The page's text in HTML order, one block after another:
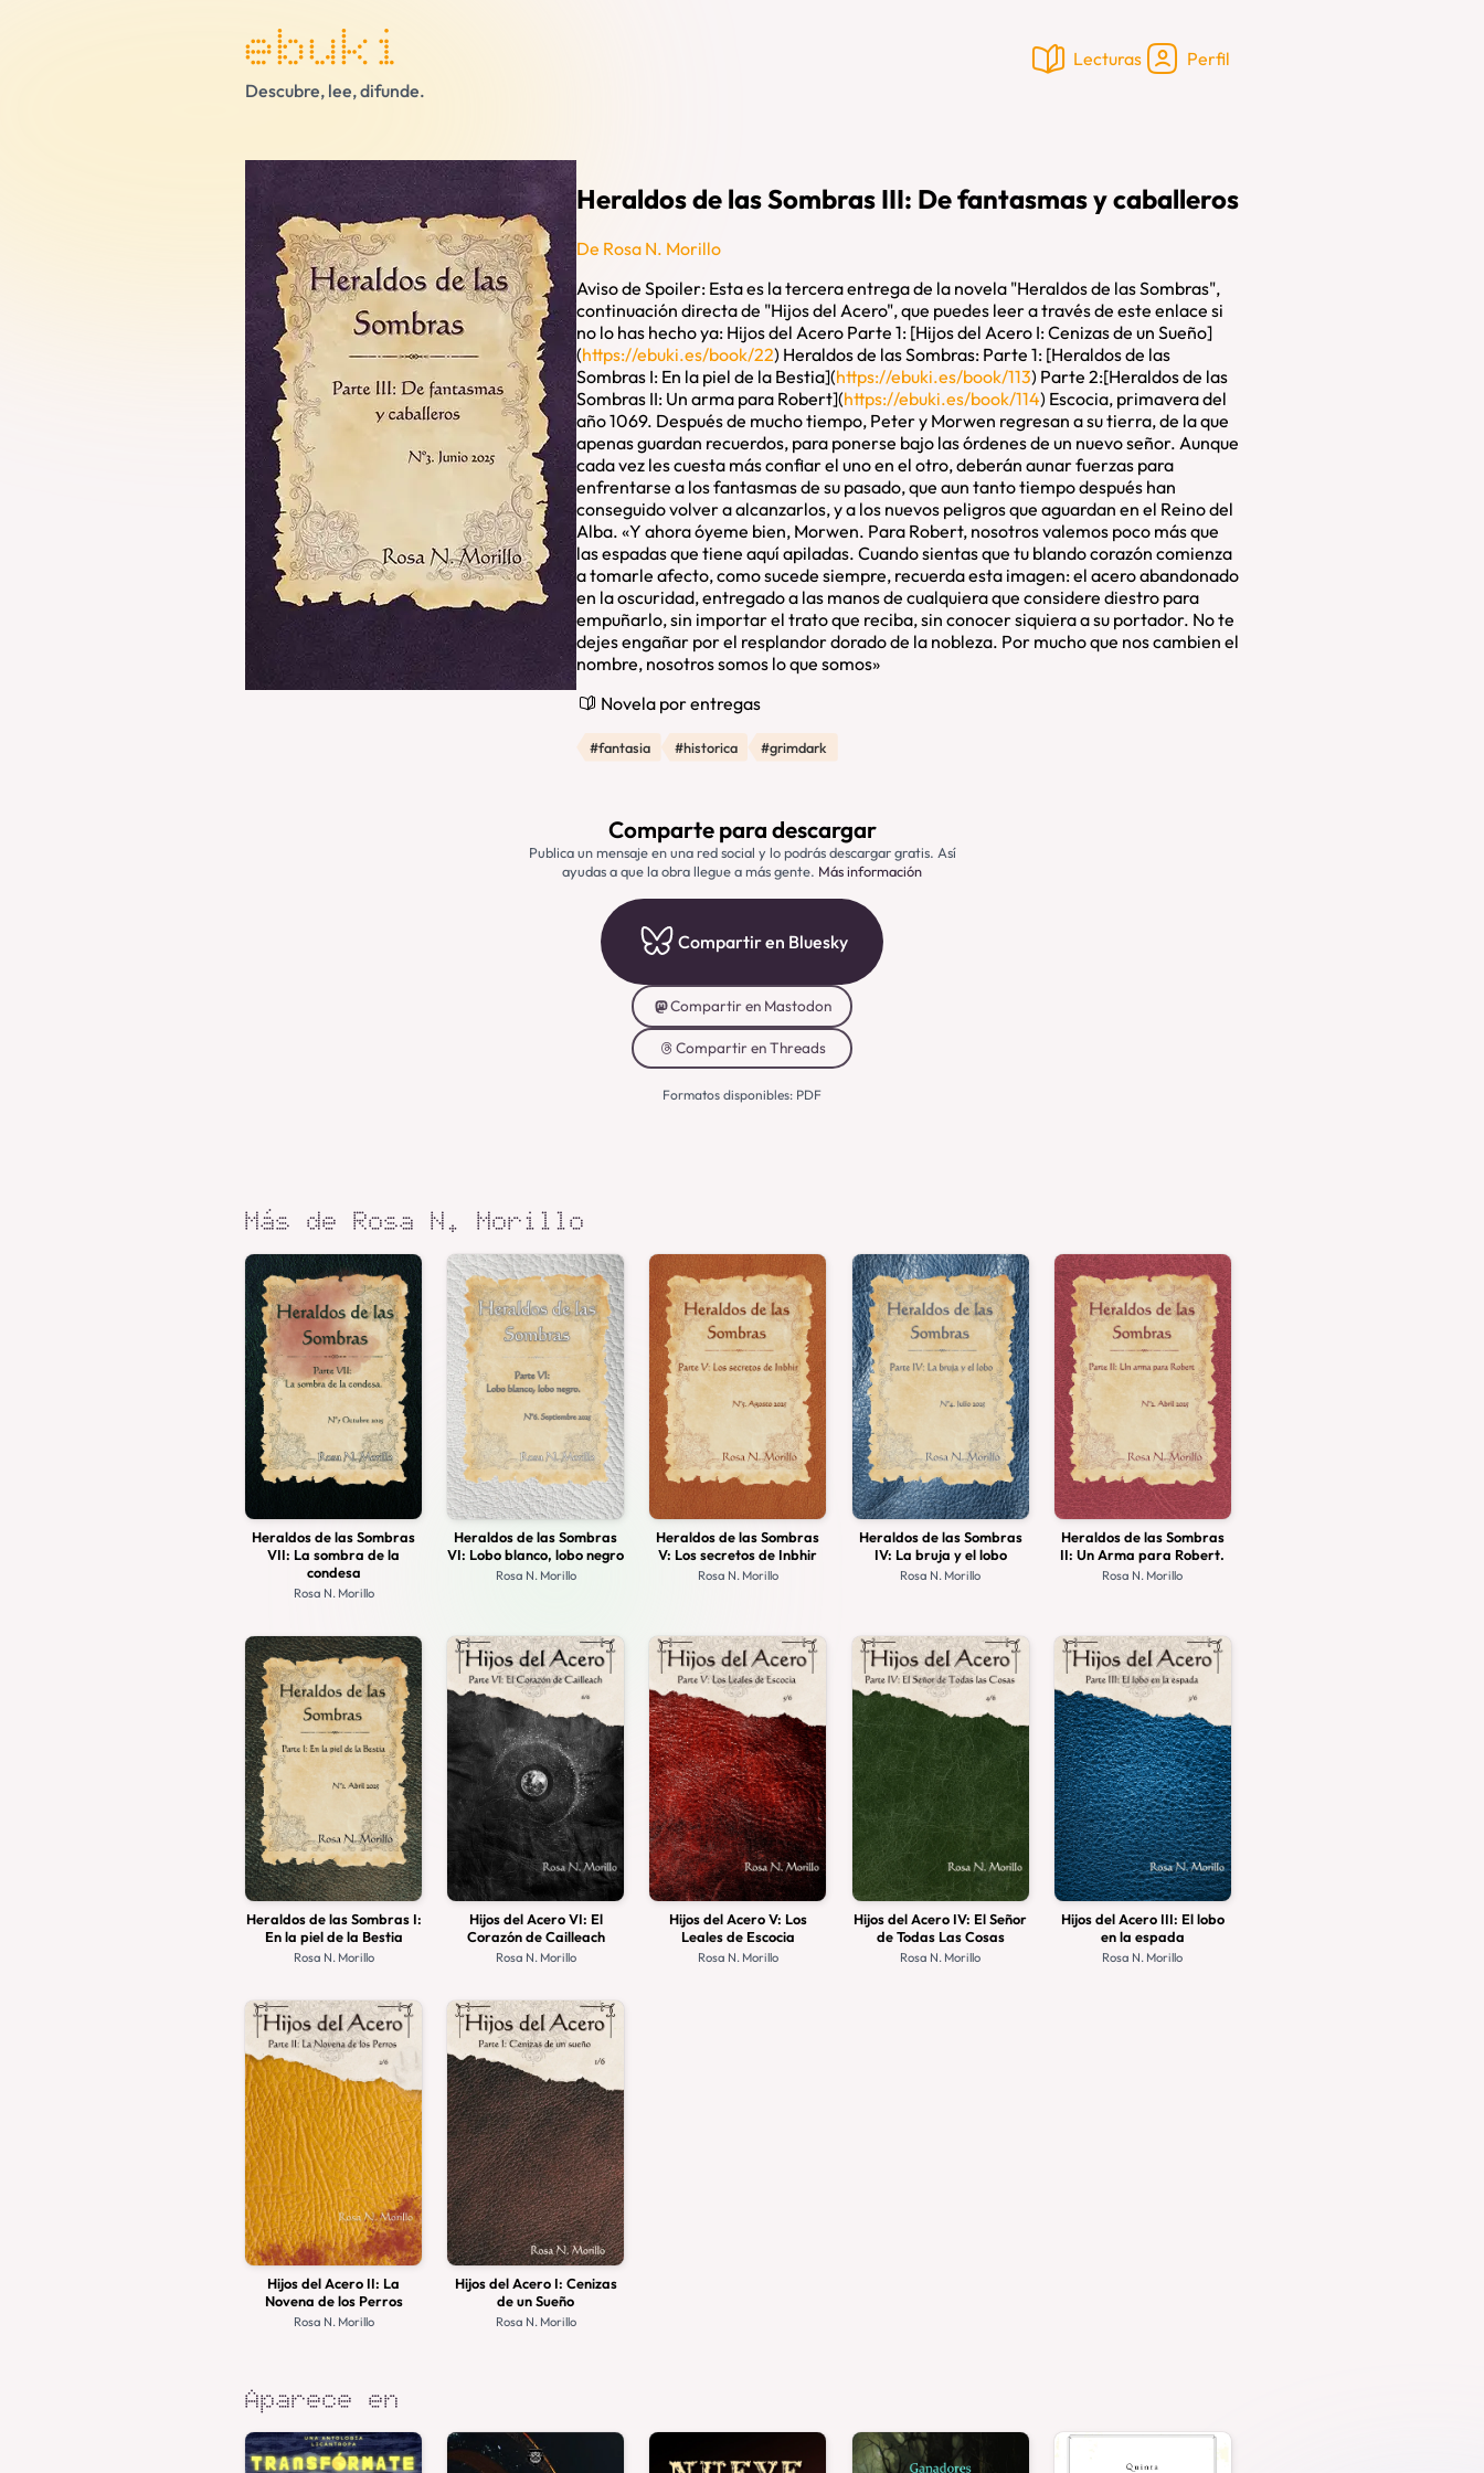
ebuki
Descubre, lee, difunde.
Lecturas Perfil
Heraldos de las Sombras III: De fantasmas y caballeros
De Rosa N. Morillo
Aviso de Spoiler: Esta es la tercera entrega de la novela "Heraldos de las Sombras",
continuación directa de "Hijos del Acero", que puedes leer a través de este enlace si
no lo has hecho ya: Hijos del Acero Parte 1: [Hijos del Acero I: Cenizas de un Sueño]
(https://ebuki.es/book/22) Heraldos de las Sombras: Parte 1: [Heraldos de las
Sombras I: En la piel de la Bestia](https://ebuki.es/book/113) Parte 2:[Heraldos de las
Sombras II: Un arma para Robert](https://ebuki.es/book/114) Escocia, primavera del
año 1069. Después de mucho tiempo, Peter y Morwen regresan a su tierra, de la que
apenas guardan recuerdos, para ponerse bajo las órdenes de un nuevo señor. Aunque
cada vez les cuesta más confiar el uno en el otro, deberán aunar fuerzas para
enfrentarse a los fantasmas de su pasado, que aun tanto tiempo después han
conseguido volver a alcanzarlos, y a los nuevos peligros que aguardan en el Reino del
Alba. «Y ahora óyeme bien, Morwen. Para Robert, nosotros valemos poco más que
las espadas que tiene aquí apiladas. Cuando sientas que tu blando corazón comienza
a tomarle afecto, como sucede siempre, recuerda esta imagen: el acero abandonado
en la oscuridad, entregado a las manos de cualquiera que considere diestro para
empuñarlo, sin importar el trato que reciba, sin conocer siquiera a su portador. No te
dejes engañar por el resplandor dorado de la nobleza. Por mucho que nos cambien el
nombre, nosotros somos lo que somos»
Novela por entregas
#fantasia #historica #grimdark
Comparte para descargar
Publica un mensaje en una red social y lo podrás descargar gratis. Así
ayudas a que la obra llegue a más gente. Más información
Compartir en Bluesky
Compartir en Mastodon
Compartir en Threads
Formatos disponibles: PDF
Más de Rosa N. Morillo
Heraldos de las Sombras
VII: La sombra de la
condesa
Rosa N. Morillo
Heraldos de las Sombras
VI: Lobo blanco, lobo negro
Rosa N. Morillo
Heraldos de las Sombras
V: Los secretos de Inbhir
Rosa N. Morillo
Heraldos de las Sombras
IV: La bruja y el lobo
Rosa N. Morillo
Heraldos de las Sombras
II: Un Arma para Robert.
Rosa N. Morillo
Heraldos de las Sombras I:
En la piel de la Bestia
Rosa N. Morillo
Hijos del Acero VI: El
Corazón de Cailleach
Rosa N. Morillo
Hijos del Acero V: Los
Leales de Escocia
Rosa N. Morillo
Hijos del Acero IV: El Señor
de Todas Las Cosas
Rosa N. Morillo
Hijos del Acero III: El lobo
en la espada
Rosa N. Morillo
Hijos del Acero II: La
Novena de los Perros
Rosa N. Morillo
Hijos del Acero I: Cenizas
de un Sueño
Rosa N. Morillo
Aparece en